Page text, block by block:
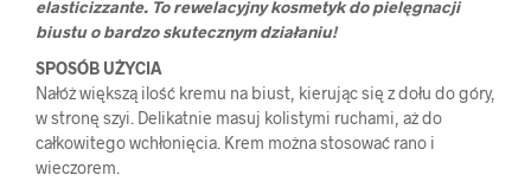
elasticizzante. To rewelacyjny kosmetyk do pielęgnacji
biustu o bardzo skutecznym działaniu!
SPOSÓB UŻYCIA
Nałóż większą ilość kremu na biust, kierując się z dołu do góry,
w stronę szyi. Delikatnie masuj kolistymi ruchami, aż do
całkowitego wchłonięcia. Krem można stosować rano i
wieczorem.